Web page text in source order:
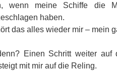
wenn meine Schiffe die
haben.
das alles wieder mir – mein
Einen Schritt weiter
mit mir auf die Reling.